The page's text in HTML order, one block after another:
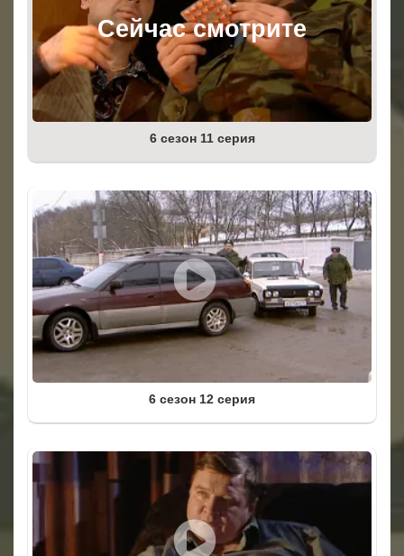
6 сезон 11 серия
6 сезон 12 серия